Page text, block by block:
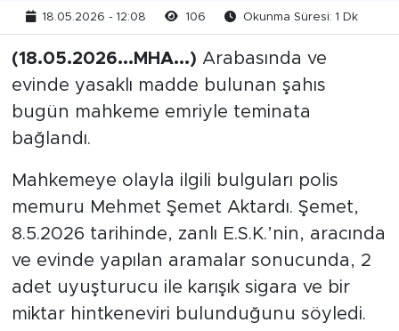
18.05.2026 - 12:08 106 Okunma Süresi: 1 Dk
(18.05.2026...MHA...) Arabasında ve
evinde yasaklı madde bulunan şahıs
bugün mahkeme emriyle teminata
bağlandı.
Mahkemeye olayla ilgili bulguları polis
memuru Mehmet Şemet Aktardı. Şemet,
8.5.2026 tarihinde, zanlı E.S.K.’nin, aracında
ve evinde yapılan aramalar sonucunda, 2
adet uyuşturucu ile karışık sigara ve bir
miktar hintkeneviri bulunduğunu söyledi.